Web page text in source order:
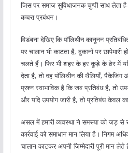
जिस पर समाज सुविधाजनक चुप्पी साध
कचरा प्रबंधन।
विडंबना देखिए कि पॉलिथीन कानूनन
पर चालान भी काटता है, दुकानों पर छापेमारी
चलते हैं। फिर भी शहर के हर कूड़े के ढेर में
देता है, तो वह पॉलिथीन की थैलियाँ,
प्रश्न स्वाभाविक है कि जब प्रतिबंध है, तो
और यदि उपयोग जारी है, तो प्रतिबंध केवल
असल में हमारी व्यवस्था ने समस्या को जड़
कार्रवाई को समाधान मान लिया है। निगम
चालान काटकर अपनी जिम्मेदारी पूरी मान